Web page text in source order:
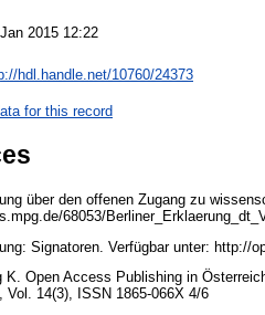
2015 12:22
hdl.handle.net/10760/24373
for this record
über den offenen Zugang zu
68053/
Signatoren. Verfügbar unter: http://
K. Open Access Publishing in
Vol. 14(3), ISSN 1865-066X 4/6